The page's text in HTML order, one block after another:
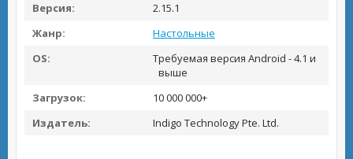
Версия:
2.15.1
Жанр:
Настольные
OS:
Требуемая версия Android - 4.1 и
выше
Загрузок:
10 000 000+
Издатель:
Indigo Technology Pte. Ltd.